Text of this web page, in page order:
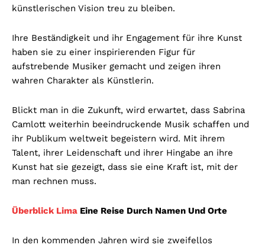
künstlerischen Vision treu zu bleiben.
Ihre Beständigkeit und ihr Engagement für ihre Kunst
haben sie zu einer inspirierenden Figur für
aufstrebende Musiker gemacht und zeigen ihren
wahren Charakter als Künstlerin.
Blickt man in die Zukunft, wird erwartet, dass Sabrina
Camlott weiterhin beeindruckende Musik schaffen und
ihr Publikum weltweit begeistern wird. Mit ihrem
Talent, ihrer Leidenschaft und ihrer Hingabe an ihre
Kunst hat sie gezeigt, dass sie eine Kraft ist, mit der
man rechnen muss.
Überblick Lima Eine Reise Durch Namen Und Orte
In den kommenden Jahren wird sie zweifellos